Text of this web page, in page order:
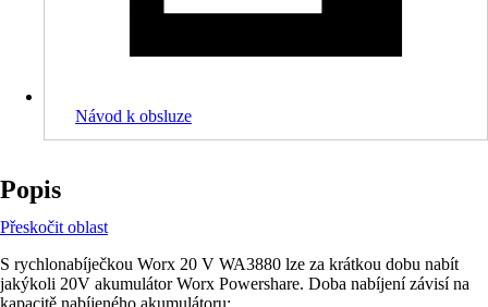
Návod k obsluze
Popis
Přeskočit oblast
S rychlonabíječkou Worx 20 V WA3880 lze za krátkou dobu nabít
jakýkoli 20V akumulátor Worx Powershare. Doba nabíjení závisí na
kapacitě nabíjeného akumulátoru: